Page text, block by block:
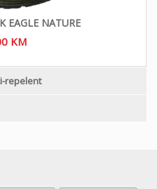
EAGLE NATURE
KM
repelent